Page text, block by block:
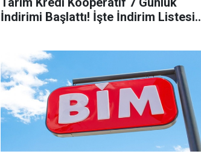
İndirimi Başlattı! İşte İndirim Listesi..